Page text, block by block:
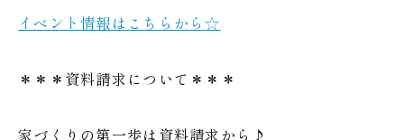
イベント情報はこちらから☆
＊＊＊資料請求について＊＊＊
家づくりの第一歩は資料請求から♪